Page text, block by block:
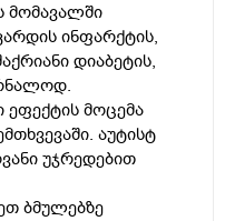
მომავალში
ინფარქტის,
დიაბეტის,
მოცემა
აუტისტ
უჯრედებით
ბმულებზე